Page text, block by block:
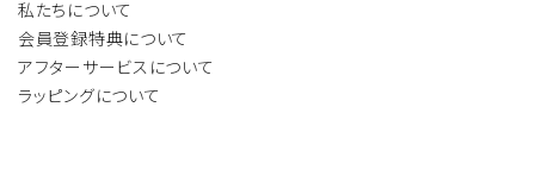
私たちについて
会員登録特典について
アフターサービスについて
ラッピングについて